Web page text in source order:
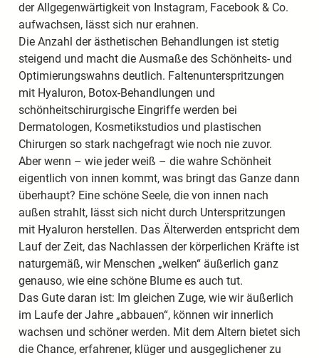
der Allgegenwärtigkeit von Instagram, Facebook & Co.
aufwachsen, lässt sich nur erahnen.
Die Anzahl der ästhetischen Behandlungen ist stetig
steigend und macht die Ausmaße des Schönheits- und
Optimierungswahns deutlich. Faltenunterspritzungen
mit Hyaluron, Botox-Behandlungen und
schönheitschirurgische Eingriffe werden bei
Dermatologen, Kosmetikstudios und plastischen
Chirurgen so stark nachgefragt wie noch nie zuvor.
Aber wenn – wie jeder weiß – die wahre Schönheit
eigentlich von innen kommt, was bringt das Ganze dann
überhaupt? Eine schöne Seele, die von innen nach
außen strahlt, lässt sich nicht durch Unterspritzungen
mit Hyaluron herstellen. Das Älterwerden entspricht dem
Lauf der Zeit, das Nachlassen der körperlichen Kräfte ist
naturgemäß, wir Menschen „welken“ äußerlich ganz
genauso, wie eine schöne Blume es auch tut.
Das Gute daran ist: Im gleichen Zuge, wie wir äußerlich
im Laufe der Jahre „abbauen“, können wir innerlich
wachsen und schöner werden. Mit dem Altern bietet sich
die Chance, erfahrener, klüger und ausgeglichener zu